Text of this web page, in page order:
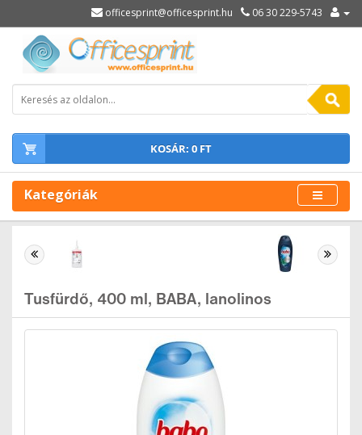
officesprint@officesprint.hu 06 30 229-5743
KOSÁR: 0 FT
Kategóriák
Tusfürdő, 400 ml, BABA, lanolinos